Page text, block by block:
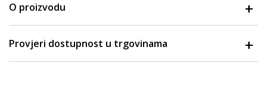
O proizvodu
Provjeri dostupnost u trgovinama